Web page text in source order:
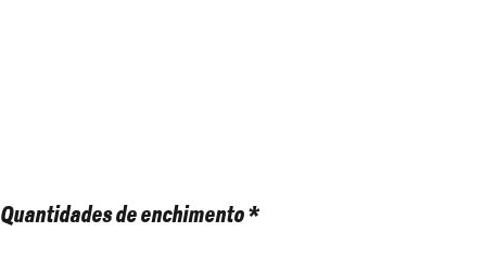
Quantidades de enchimento *